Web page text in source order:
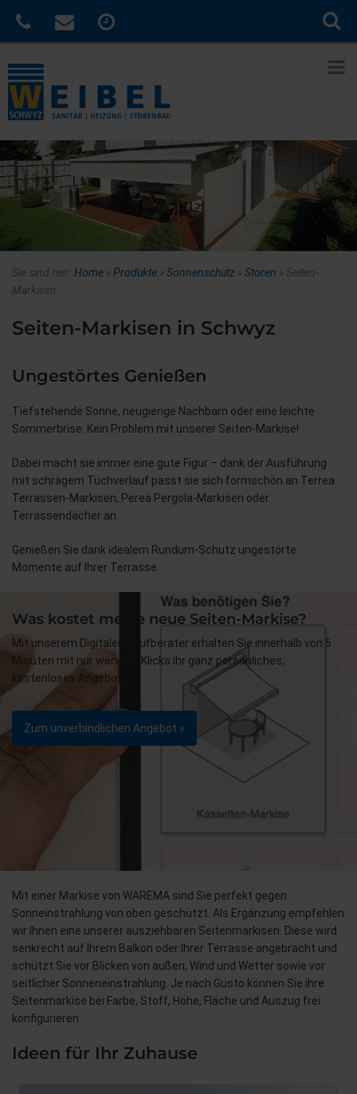
Sie sind hier: Home » Produkte » Sonnenschutz » Storen » Seiten-
Markisen
Seiten-Markisen in Schwyz
Ungestörtes Genießen
Tiefstehende Sonne, neugierige Nachbarn oder eine leichte
Sommerbrise: Kein Problem mit unserer Seiten-Markise!
Dabei macht sie immer eine gute Figur – dank der Ausführung
mit schrägem Tuchverlauf passt sie sich formschön an Terrea
Terrassen-Markisen, Perea Pergola-Markisen oder
Terrassendächer an.
Genießen Sie dank idealem Rundum-Schutz ungestörte
Momente auf Ihrer Terrasse.
Was kostet meine neue Seiten-Markise?
Mit unserem Digitalen Kaufberater erhalten Sie innerhalb von 5
Minuten mit nur wenigen Klicks ihr ganz persönliches,
kostenloses Angebot.
Zum unverbindlichen Angebot »
Mit einer Markise von WAREMA sind Sie perfekt gegen
Sonneinstrahlung von oben geschützt. Als Ergänzung empfehlen
wir Ihnen eine unserer ausziehbaren Seitenmarkisen. Diese wird
senkrecht auf Ihrem Balkon oder Ihrer Terrasse angebracht und
schützt Sie vor Blicken von außen, Wind und Wetter sowie vor
seitlicher Sonneneinstrahlung. Je nach Gusto können Sie ihre
Seitenmarkise bei Farbe, Stoff, Höhe, Fläche und Auszug frei
konfigurieren.
Ideen für Ihr Zuhause